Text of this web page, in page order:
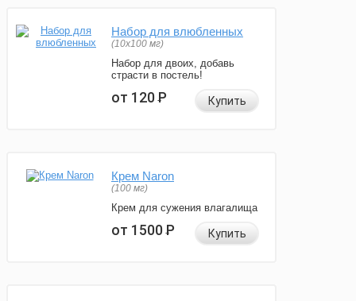
Набор для влюбленных
(10х100 мг)
Набор для двоих, добавь
страсти в постель!
от 120Р Купить
Крем Naron
(100 мг)
Крем для сужения влагалища
от 1500Р Купить